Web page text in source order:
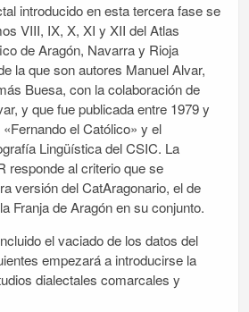
introducido en esta tercera fase se
VIII, IX, X, XI y XII del Atlas
de Aragón, Navarra y Rioja
la que son autores Manuel Alvar,
Buesa, con la colaboración de
y que fue publicada entre 1979 y
el Católico» y el
Lingüística del CSIC. La
responde al criterio que se
versión del CatAragonario, el de
Franja de Aragón en su conjunto.
el vaciado de los datos del
empezará a introducirse la
dialectales comarcales y